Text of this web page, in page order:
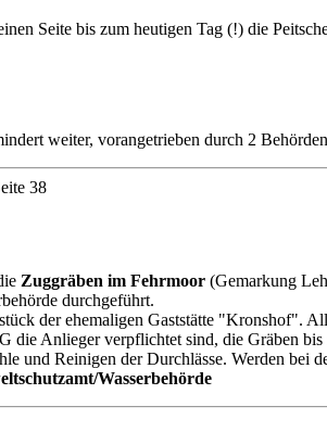
Seite bis zum heutigen Tag (!) die
weiter, vorangetrieben durch 2
38
Zuggräben im Fehrmoor (Gemarkung
durchgeführt.
der ehemaligen Gaststätte "Kronshof".
die Anlieger verpflichtet sind, die Gräben
und Reinigen der Durchlässe. Werden bei
Wasserbehörde